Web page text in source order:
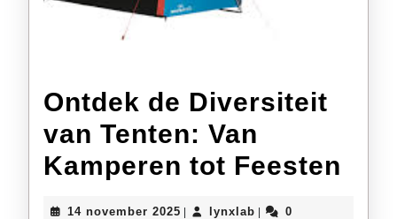
Ontdek de Diversiteit
van Tenten: Van
Kamperen tot Feesten
14 november 2025 14
lynxlablynxlab
0